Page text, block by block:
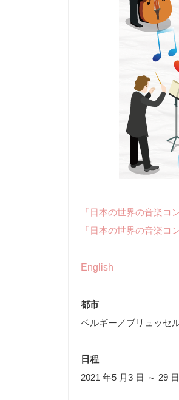
「日本の世界の音楽コ
「日本の世界の音楽コ
English
都市
ベルギー／ブリュッセ
日程
2021 年5 月3 日 ～ 29 日